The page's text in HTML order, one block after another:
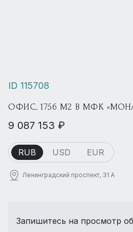
ID 115708
ОФИС, 1756 М2 В МФК
9 087 153 ₽
RUB USD EUR
Ленинградский проспект, 31 А
Запишитесь на просмотр